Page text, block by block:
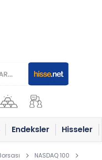
Endeksler Hisseler
NASDAQ 100